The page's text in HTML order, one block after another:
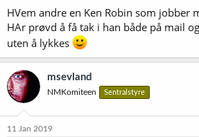
:
HVem andre en Ken Robin som jobber
HAr prøvd å få tak i han både på mail
uten å lykkes
msevland
NMKomiteen Sentralstyre
11 Jan 2019